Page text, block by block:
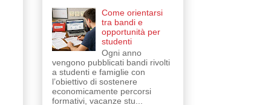
Come orientarsi
tra bandi e
opportunità per
studenti
Ogni anno
vengono pubblicati bandi rivolti
a studenti e famiglie con
l’obiettivo di sostenere
economicamente percorsi
formativi, vacanze stu...